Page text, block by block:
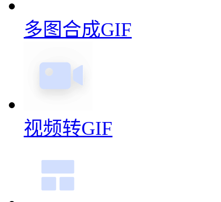
多图合成GIF
视频转GIF